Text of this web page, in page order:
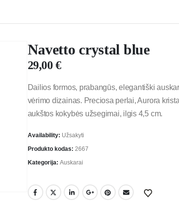
Navetto crystal blue
29,00 €
Dailios formos, prabangūs, elegantiški
vėrimo dizainas. Preciosa perlai, Aurora
aukštos kokybės užsegimai, ilgis 4,5 cm.
Availability: Užsakyti
Produkto kodas: 2667
Kategorija: Auskarai